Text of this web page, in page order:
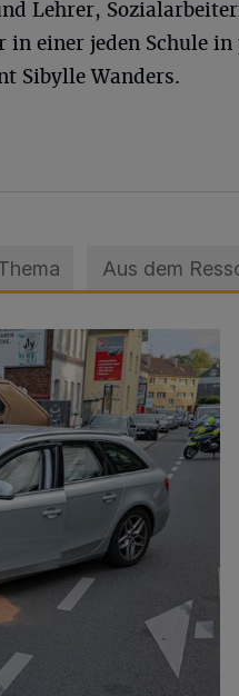
Lehrer,
in einer jeden Schule
Sibylle Wanders.
Aus dem